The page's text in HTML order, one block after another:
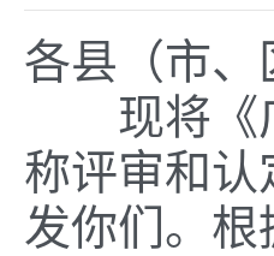
各县（市
现将《广
称评审和认
发你们。根